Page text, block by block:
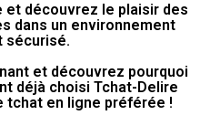
et découvrez le plaisir des
dans un environnement
sécurisé.
et découvrez pourquoi
déjà choisi Tchat-Delire
tchat en ligne préférée !